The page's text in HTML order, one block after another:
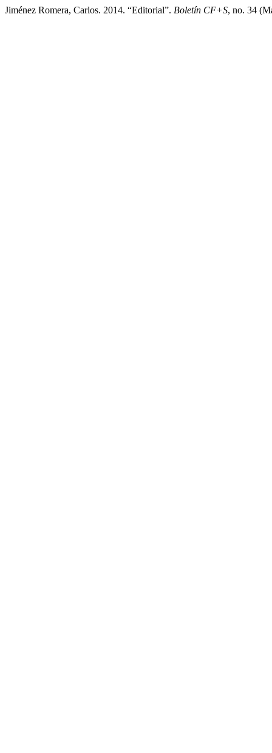
Jiménez Romera, Carlos. 2014. “Editorial”. Boletín CF+S, no. 34